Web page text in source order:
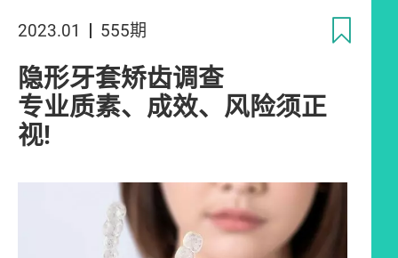
2023.01 555期
隐形牙套矫齿调查
专业质素、成效、风险须正
视!